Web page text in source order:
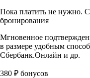
Пока платить не нужно.
бронирования
Мгновенное
в размере удобным
Сбербанк.Онлайн и др.
380 ₽ бонусов